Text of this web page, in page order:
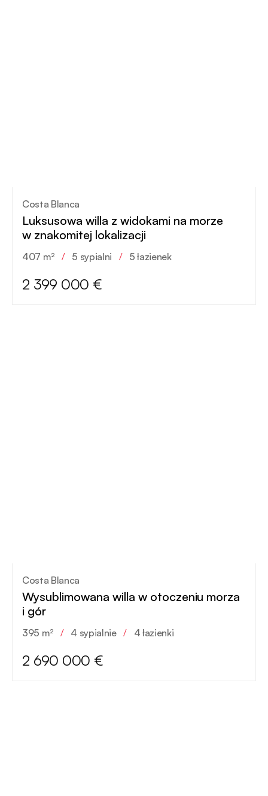
Costa Blanca
Luksusowa willa z widokami na morze
w znakomitej lokalizacji
407 m² / 5 sypialni / 5 łazienek
2 399 000 €
Costa Blanca
Wysublimowana willa w otoczeniu morza
i gór
395 m² / 4 sypialnie / 4 łazienki
2 690 000 €